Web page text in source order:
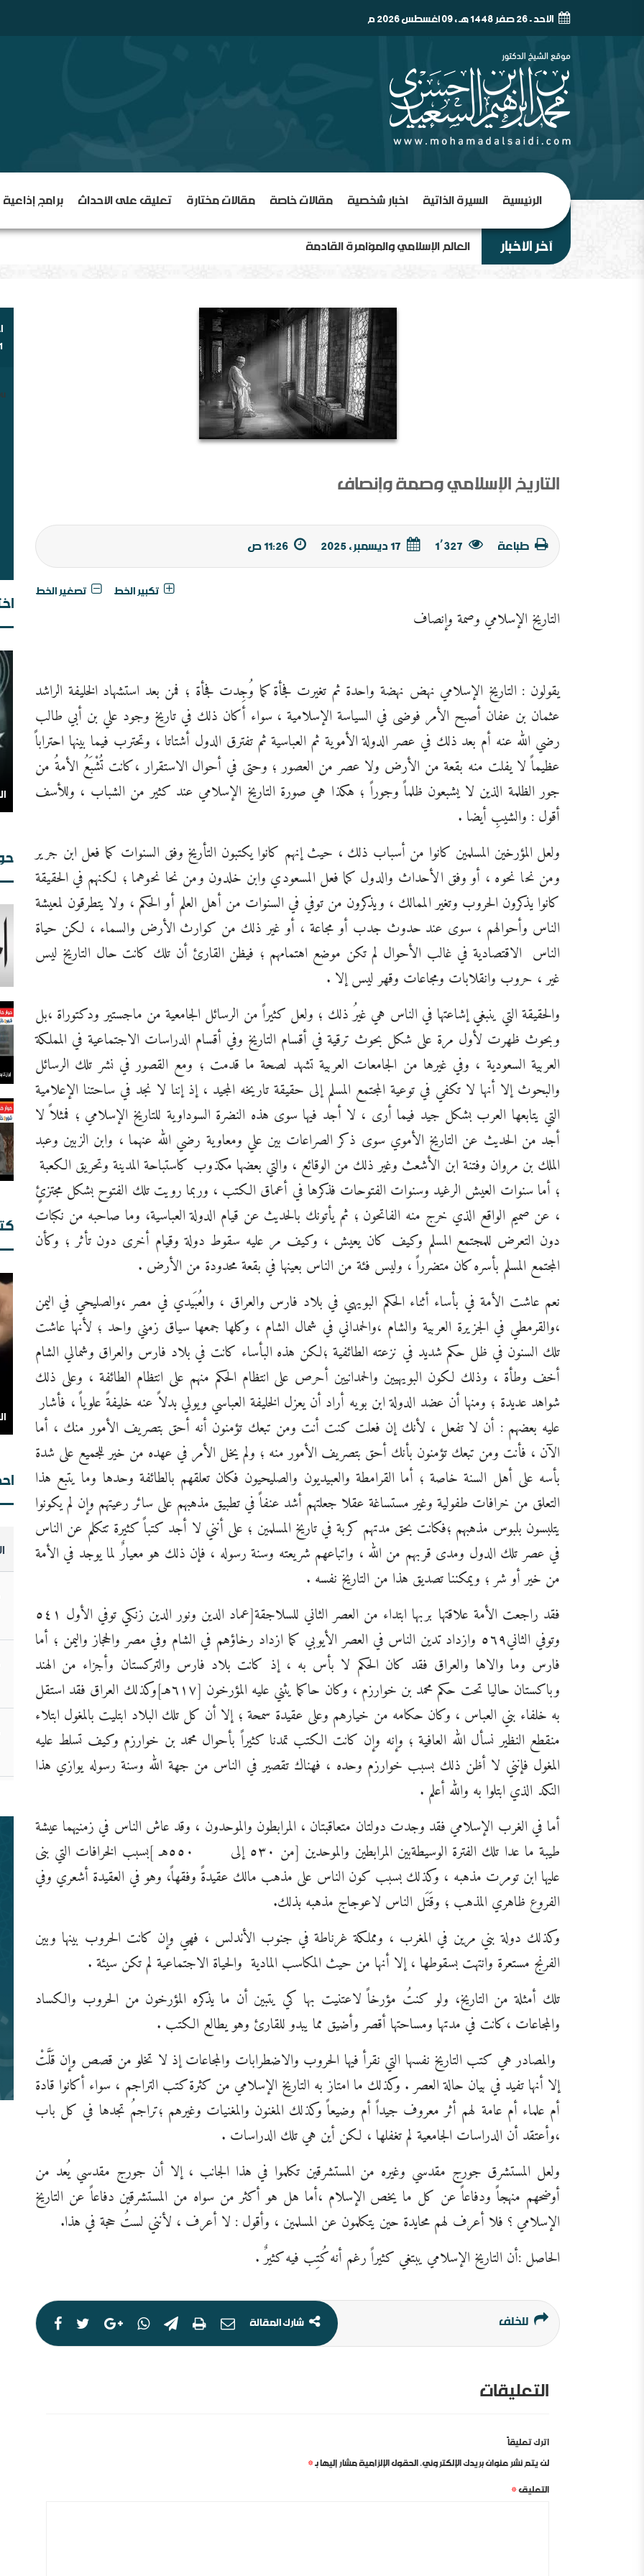
الأحد - 26 صفر 1448 هـ , 09 أغسطس 2026 م
الرئيسية السيرة الذاتية أخبار شخصية مقالات خاصة مقالات مختارة تعليق على الأحداث برامج إذاعية
آخر الأخبار العالم الإسلامي والمؤامرة القادمة
التاريخ الإسلامي وصمة وإنصاف
طباعة 1٬327
تكبير الخط تصغير الخط
التاريخ الإسلامي وصمة وإنصاف
يقولون : التاريخ الإسلامي نهض نهضة واحدة ثم تغيرت فجأة كما وُجِدت فجأة ؛ فمن بعد استشهاد الخليفة الراشد
عثمان بن عفان أصبح الأمر فوضى في السياسة الإسلامية ، سواء أكان ذلك في تاريخ وجود علي بن أبي طالب
رضي الله عنه أم بعد ذلك في عصر الدولة الأموية ثم العباسية ثم تفترق الدول أشتاتا ، وتحترب فيما بينها احتراباً
عظيماً لا يفلت منه بقعة من الأرض ولا عصر من العصور ؛ وحتى في أحوال الاستقرار ،كانت تُشْبَعُ الأمةُ من
جور الظلمة الذين لا يشبعون ظلماً وجوراً ؛ هكذا هي صورة التاريخ الإسلامي عند كثير من الشباب ، وللأسف
أقول : والشيبِ أيضا .
ولعل المؤرخين المسلمين كانوا من أسباب ذلك ، حيث إنهم كانوا يكتبون التأريخ وفق السنوات كما فعل ابن جرير
ومن نحا نحوه ، أو وفق الأحداث والدول كما فعل المسعودي وابن خلدون ومن نحا نحوهما ؛ لكنهم في الحقيقة
كانوا يذكرون الحروب وتغير الممالك ، ويذكرون من توفي في السنوات من أهل العلم أو الحكم ، ولا يتطرقون لمعيشة
الناس وأحوالهم ، سوى عند حدوث جدب أو مجاعة ، أو غير ذلك من كوارث الأرض والسماء ، لكن حياة
الناس الاقتصادية في غالب الأحوال لم تكن موضع اهتمامهم ؛ فيظن القارئ أن تلك كانت حال التاريخ ليس
غير ، حروب وانقلابات ومجاعات وقهر ليس إلا .
والحقيقة التي ينبغي إشاعتها في الناس هي غيرُ ذلك ؛ ولعل كثيراً من الرسائل الجامعية من ماجستير ودكتوراة ،بل
وبحوث ظهرت لأول مرة على شكل بحوث ترقية في أقسام التاريخ وفي أقسام الدراسات الاجتماعية في المملكة
العربية السعودية ، وفي غيرها من الجامعات العربية تشهد لصحة ما قدمت ؛ ومع القصور في نشر تلك الرسائل
والبحوث إلا أنها لا تكفي في توعية المجتمع المسلم إلى حقيقة تاريخه المجيد ، إذ إننا لا نجد في ساحتنا الإعلامية
التي يتابعها العرب بشكل جيد فيما أرى ، لا أجد فيها سوى هذه النضرة السوداوية للتاريخ الإسلامي ؛ فمثلاً لا
أجد من الحديث عن التاريخ الأموي سوى ذكر الصراعات بين علي ومعاوية رضي الله عنهما ، وابن الزبين وعبد
الملك بن مروان وفتنة ابن الأشعث وغير ذلك من الوقائع ، والتي بعضها مكذوب كاستباحة المدينة وتحريق الكعبة
؛ أما سنوات العيش الرغيد وسنوات الفتوحات فذكرها في أعماق الكتب ، وربما رويت تلك الفتوح بشكل مجتزئٍ
، عن صميم الواقع الذي خرج منه الفاتحون ؛ ثم يأتونك بالحديث عن قيام الدولة العباسية، وما صاحبه من نكبات
دون التعرض للمجتمع المسلم وكيف كان يعيش ، وكيف مر عليه سقوط دولة وقيام أخرى دون تأثر ؛ وكأن
المجتمع المسلم بأسره كان متضرراً ، وليس فئة من الناس بعينها في بقعة محدودة من الأرض .
نعم عاشت الأمة في بأساء أثناء الحكم البويهي في بلاد فارس والعراق ، والعُبَيدي في مصر ،والصليحي في اليمن
،والقرمطي في الجزيرة العربية والشام ،والحمداني في شمال الشام ، وكلها جمعها سياق زمني واحد ؛ لأنها عاشت
تلك السنون في ظل حكم شديد في نزعته الطائفية ؛لكن هذه البأساء كانت في بلاد فارس والعراق وشمالي الشام
أخف وطأة ، وذلك لكون البويهيين والحمدانيين أحرص على انتظام الحكم منهم على انتظام الطائفة ، وعلى ذلك
شواهد عديدة ؛ ومنها أن عضد الدولة ابن بويه أراد أن يعزل الخليفة العباسي ويولي بدلاً عنه خليفةً علوياً ، فأشار
عليه بعضهم : أن لا تفعل ، لأنك إن فعلت كنت أنت ومن تبعك تؤمنون أنه أحق بتصريف الأمور منك ، أما
الآن ، فأنت ومن تبعك تؤمنون بأنك أحق بتصريف الأمور منه ؛ ولم يخل الأمر في عهده من خير للجميع على شدة
بأسه على أهل السنة خاصة ؛ أما القرامطة والعبيديون والصليحيون فكان تعلقهم بالطائفة وحدها وما يتبع هذا
التعلق من خرافات طفولية وغير مستساغة عقلا جعلتهم أشد عنفاً في تطبيق مذهبهم على سائر رعيتهم وإن لم يكونوا
يتلبسون بلبوس مذهبهم ؛فكانت بحق مدتهم كربة في تاريخ المسلمين ؛ على أنني لا أجد كتباً كثيرة تتكلم عن الناس
في عصر تلك الدول ومدى قربهم من الله ، واتباعهم شريعته وسنة رسوله ، فإن ذلك هو معيارٌ لما يوجد في الأمة
من خير أو شر ؛ ويمكننا تصديق هذا من التاريخ نفسه .
فقد راجعت الأمة علاقتها بربها ابتداء من العصر الثاني للسلاجقة[عماد الدين ونور الدين زنكي توفي الأول ٥٤١
وتوفي الثاني٥٦٩ وازداد تدين الناس في العصر الأيوبي كما ازداد رخاؤهم في الشام وفي مصر والحجاز واليمن ؛ أما
فارس وما والاها والعراق فقد كان الحكم لا بأس به ، إذ كانت بلاد فارس والتركستان وأجزاء من الهند
وباكستان حاليا تحت حكم محمد بن خوارزم ، وكان حاكما يثني عليه المؤرخون [٦١٧هـ]وكذلك العراق فقد استقل
به خلفاء بني العباس ، وكان حكامه من خيارهم وعلى عقيدة سمحة ؛ إلا أن كل تلك البلاد ابتليت بالمغول ابتلاء
منقطع النظير نسأل الله العافية ؛ وإنه وإن كانت الكتب تمدنا كثيراً بأحوال محمد بن خوارزم وكيف تسلط عليه
المغول فإنني لا أظن ذلك بسبب خوارزم وحده ، فهناك تقصير في الناس من جهة الله وسنة رسوله يوازي هذا
النكد الذي ابتلوا به والله أعلم .
أما في الغرب الإسلامي فقد وجدت دولتان متعاقبتان ، المرابطون والموحدون ، وقد عاش الناس في زمنيهما عيشة
طيبة ما عدا تلك الفترة الوسيطةبين المرابطين والموحدين [من ٥٣٠ إلى
٥٥٠هـ ]بسبب الخرافات التي بنى
عليها ابن تومرت مذهبه ، وكذلك بسبب كون الناس على مذهب مالك عقيدةً وفقهاً، وهو في العقيدة أشعري وفي
الفروع ظاهري المذهب ؛ وقَتَل الناس لاعوجاج مذهبه بذلك.
وكذلك دولة بني مرين في المغرب ، ومملكة غرناطة في جنوب الأندلس ، فهي وإن كانت الحروب بينها وبين
الفرنج مستعرة وانتهت بسقوطها ، إلا أنها من حيث المكاسب المادية والحياة الاجتماعية لم تكن سيئة .
تلك أمثلة من التاريخ، ولو كنتُ مؤرخاً لاعتنيت بها كي يتبين أن ما يذكره المؤرخون من الحروب والكساد
والمجاعات ،كانت في مدتها ومساحتها أقصر وأضيق مما يبدو للقارئ وهو يطالع الكتب .
والمصادر هي كتب التاريخ نفسها التي نقرأ فيها الحروب والاضطرابات والمجاعات إذ لا تخلو من قصص وإن قَلَّتْ
إلا أنها تفيد في بيان حالة العصر . وكذلك ما امتاز به التاريخ الإسلامي من كثرة كتب التراجم ، سواء أكانوا قادة
أم علماء أم عامة لهم أثر معروف جيداً أم وضيعاً وكذلك المغنون والمغنيات وغيرهم ؛تراجمُ تجدها في كل باب
،وأعتقد أن الدراسات الجامعية لم تغفلها ، لكن أين هي تلك الدراسات .
ولعل المستشرق جورج مقدسي وغيره من المستشرقين تكلموا في هذا الجانب ، إلا أن جورج مقدسي يُعد من
أوضحهم منهجاً ودفاعاً عن كل ما يخص الإسلام ،أما هل هو أكثر من سواه من المستشرقين دفاعاً عن التاريخ
الإسلامي ؟ فلا أعرف لهم محايدة حين يتكلمون عن المسلمين ، وأقول : لا أعرف ، لأنني لستُ حجة في هذا.
الحاصل :أن التاريخ الإسلامي يبتغي كثيراً رغم أنه كُتِب فيه كثيرٌ .
للخلف شارك المقالة
التعليقات
اترك تعليقاً
لن يتم نشر عنوان بريدك الإلكتروني.الحقول الإلزامية مشار إليها بـ*
التعليق*